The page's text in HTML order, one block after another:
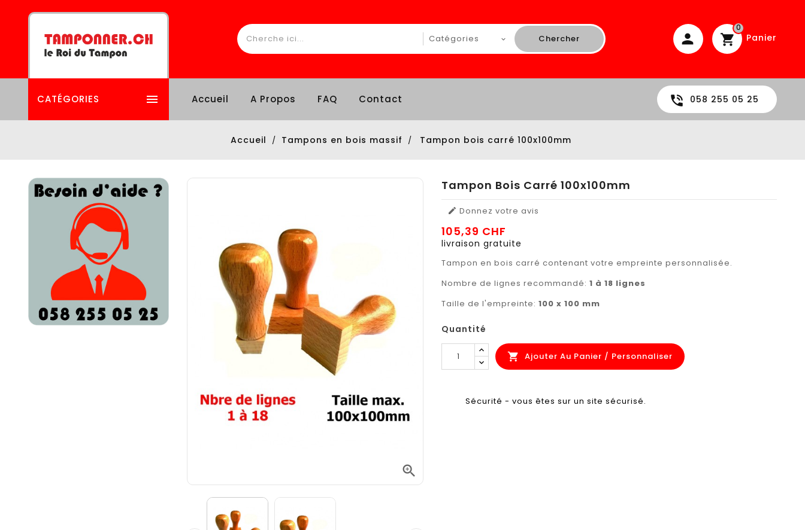
Panier
0
Chercher
CATÉGORIES  058 255 05 25
Accueil A Propos FAQ Contact
Accueil Tampons en bois massif Tampon bois carré 100x100mm

Tampon Bois Carré 100x100mm
 Donnez votre avis
105,39 CHF
livraison gratuite
Tampon en bois carré contenant votre empreinte personnalisée.
Nombre de lignes recommandé:1 à 18 lignes
Taille de l'empreinte:100 x 100 mm
Quantité
 Ajouter Au Panier / Personnaliser
Sécurité - vous êtes sur un site sécurisé.